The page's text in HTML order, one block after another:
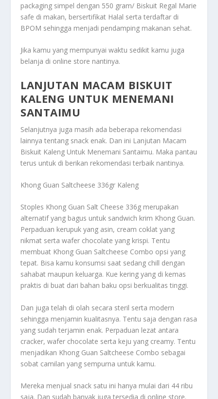
packaging simpel dengan 550 gram/ Biskuit Regal Marie
safe di makan, bersertifikat Halal serta terdaftar di
BPOM sehingga menjadi pendamping makanan sehat.
Jika kamu yang mempunyai waktu sedikit kamu juga
belanja di online store nantinya.
LANJUTAN MACAM BISKUIT
KALENG UNTUK MENEMANI
SANTAIMU
Selanjutnya juga masih ada beberapa rekomendasi
lainnya tentang snack enak. Dan ini Lanjutan Macam
Biskuit Kaleng Untuk Menemani Santaimu. Maka pantau
terus untuk di berikan rekomendasi terbaik nantinya.
Khong Guan Saltcheese 336gr Kaleng
Stoples Khong Guan Salt Cheese 336g merupakan
alternatif yang bagus untuk sandwich krim Khong Guan.
Perpaduan kerupuk yang asin, cream coklat yang
nikmat serta wafer chocolate yang krispi. Tentu
membuat Khong Guan Saltcheese Combo opsi yang
tepat. Bisa kamu konsumsi saat sedang chill dengan
sahabat maupun keluarga. Kue kering yang di kemas
praktis di buat dari bahan baku opsi berkualitas tinggi.
Dan juga telah di olah secara steril serta modern
sehingga menjamin kualitasnya. Tentu saja dengan rasa
yang sudah terjamin enak. Perpaduan lezat antara
cracker, wafer chocolate serta keju yang creamy. Tentu
menjadikan Khong Guan Saltcheese Combo sebagai
sobat camilan yang sempurna untuk kamu.
Mereka menjual snack satu ini hanya mulai dari 44 ribu
saja. Dan sudah banyak juga tersedia di online store.